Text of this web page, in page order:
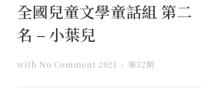
全國兒童文學童話組 第二
名 – 小葉兒
with No Comment 2021 第32期